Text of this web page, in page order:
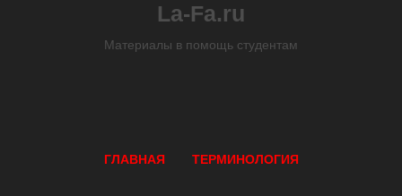
La-Fa.ru
Материалы в помощь студентам
ГЛАВНАЯ ТЕРМИНОЛОГИЯ